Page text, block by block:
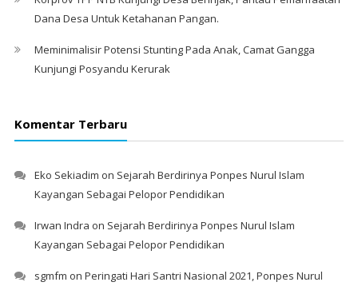
Dana Desa Untuk Ketahanan Pangan.
Meminimalisir Potensi Stunting Pada Anak, Camat Gangga
Kunjungi Posyandu Kerurak
Komentar Terbaru
Eko Sekiadim on Sejarah Berdirinya Ponpes Nurul Islam
Kayangan Sebagai Pelopor Pendidikan
Irwan Indra on Sejarah Berdirinya Ponpes Nurul Islam
Kayangan Sebagai Pelopor Pendidikan
sgmfm on Peringati Hari Santri Nasional 2021, Ponpes Nurul